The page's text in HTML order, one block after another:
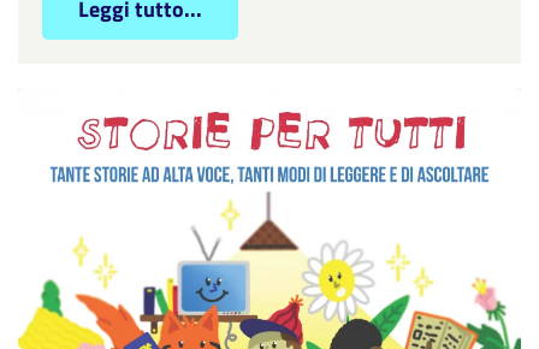
Leggi tutto...